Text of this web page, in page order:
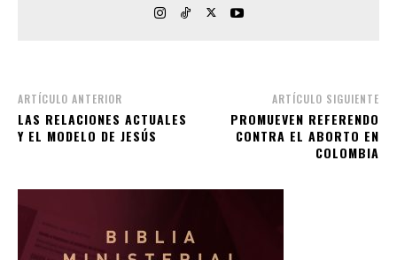
ARTÍCULO ANTERIOR
LAS RELACIONES ACTUALES
Y EL MODELO DE JESÚS
ARTÍCULO SIGUIENTE
PROMUEVEN REFERENDO
CONTRA EL ABORTO EN
COLOMBIA